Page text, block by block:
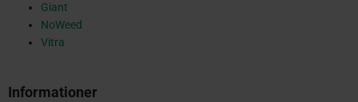
Giant
NoWeed
Vitra
Informationer